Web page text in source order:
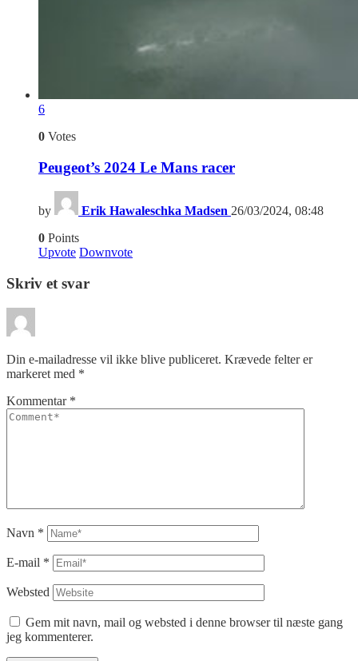
6
0 Votes
Peugeot’s 2024 Le Mans racer
by Erik Hawaleschka Madsen 26/03/2024, 08:48
0 Points
Upvote Downvote
Skriv et svar
Din e-mailadresse vil ikke blive publiceret. Krævede felter er
markeret med *
Kommentar *
Navn *
E-mail *
Websted
Gem mit navn, mail og websted i denne browser til næste gang
jeg kommenterer.